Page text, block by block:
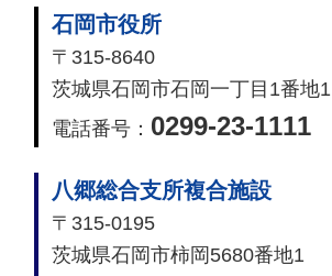
石岡市役所
〒315-8640
茨城県石岡市石岡一丁目1番地1
電話番号： 0299-23-1111
八郷総合支所複合施設
〒315-0195
茨城県石岡市柿岡5680番地1